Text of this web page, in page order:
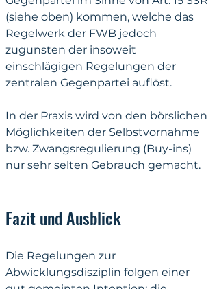
(siehe oben) kommen, welche das
Regelwerk der FWB jedoch
zugunsten der insoweit
einschlägigen Regelungen der
zentralen Gegenpartei auflöst.
In der Praxis wird von den börslichen
Möglichkeiten der Selbstvornahme
bzw. Zwangsregulierung (Buy-ins)
nur sehr selten Gebrauch gemacht.
Fazit und Ausblick
Die Regelungen zur
Abwicklungsdisziplin folgen einer